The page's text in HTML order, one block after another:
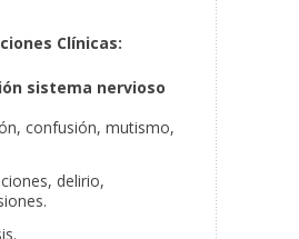
Clínicas:
sistema nervioso
confusión, mutismo,
delirio,